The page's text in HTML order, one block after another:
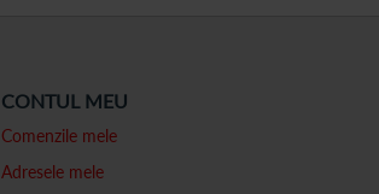
CONTUL MEU
Comenzile mele
Adresele mele